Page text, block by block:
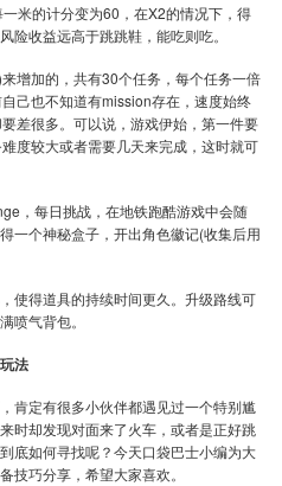
米的计分变为60，在X2的情况下，得
险收益远高于跳跳鞋，能吃则吃。
增加的，共有30个任务，每个任务一倍
己也不知道有mission存在，速度始终
差很多。可以说，游戏伊始，第一件要
度较大或者需要几天来完成，这时就可
，每日挑战，在地铁跑酷游戏中会随
一个神秘盒子，开出角色徽记(收集后用
使得道具的持续时间更久。升级路线可
喷气背包。
法
肯定有很多小伙伴都遇见过一个特别尴
时却发现对面来了火车，或者是正好跳
底如何寻找呢？今天口袋巴士小编为大
技巧分享，希望大家喜欢。